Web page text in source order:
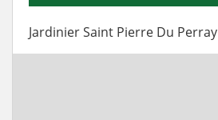
Jardinier Saint Pierre Du Perray